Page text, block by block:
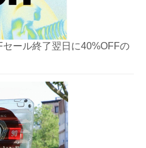
ール終了翌日に40%OFFの